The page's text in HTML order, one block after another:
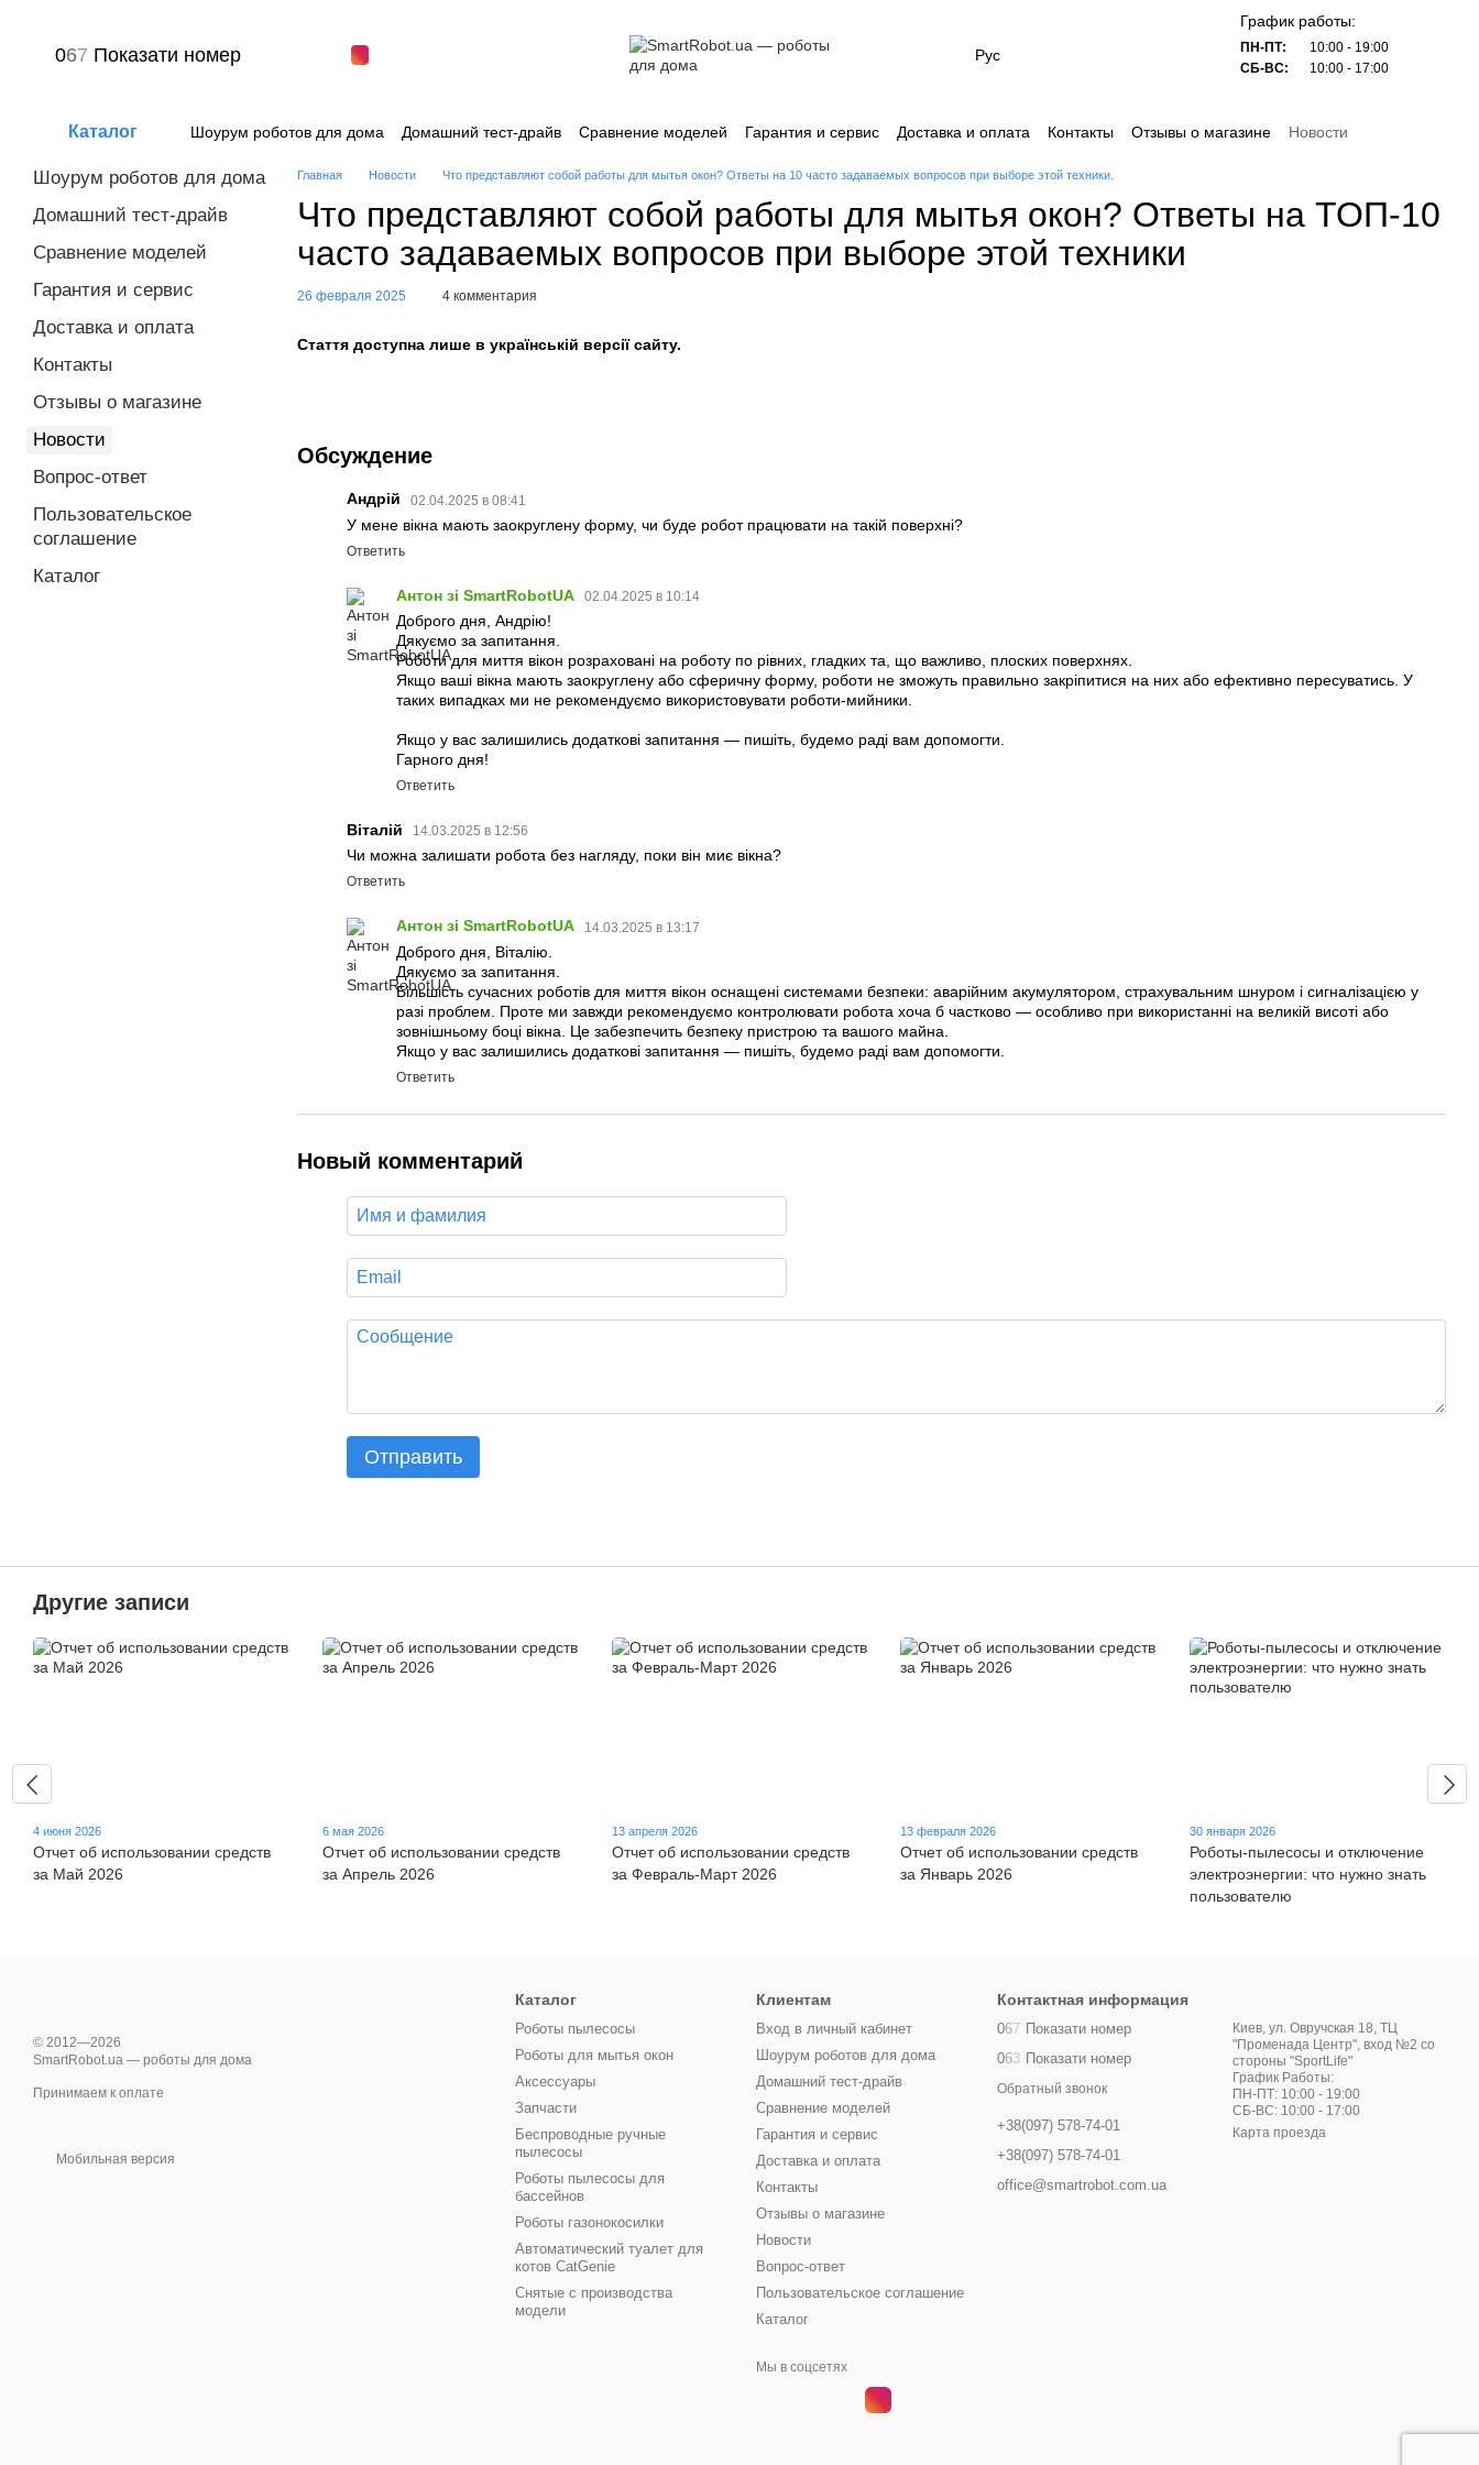
067 Показати номер Рус
График работы:
ПН-ПТ:
10:00 - 19:00
СБ-ВС:
10:00 - 17:00
Каталог Шоурум роботов для дома Домашний тест-драйв Сравнение моделей Гарантия и сервис Доставка и оплата Контакты Отзывы о магазине
Новости
Главная Новости Что представляют собой работы для мытья окон? Ответы на 10 часто задаваемых вопросов при выборе этой техники.
Что представляют собой работы для мытья окон? Ответы на ТОП-10
часто задаваемых вопросов при выборе этой техники
26 февраля 2025 4 комментария
Стаття доступна лише в українській версії сайту.
Обсуждение
Андрій 02.04.2025 в 08:41
У мене вікна мають заокруглену форму, чи буде робот працювати на такій поверхні?
Ответить
Антон зі SmartRobotUA 02.04.2025 в 10:14
Доброго дня, Андрію!
Дякуємо за запитання.
Роботи для миття вікон розраховані на роботу по рівних, гладких та, що важливо, плоских поверхнях.
Якщо ваші вікна мають заокруглену або сферичну форму, роботи не зможуть правильно закріпитися на них або ефективно пересуватись. У
таких випадках ми не рекомендуємо використовувати роботи-мийники.
Якщо у вас залишились додаткові запитання — пишіть, будемо раді вам допомогти.
Гарного дня!
Ответить
Віталій 14.03.2025 в 12:56
Чи можна залишати робота без нагляду, поки він миє вікна?
Ответить
Антон зі SmartRobotUA 14.03.2025 в 13:17
Доброго дня, Віталію.
Дякуємо за запитання.
Більшість сучасних роботів для миття вікон оснащені системами безпеки: аварійним акумулятором, страхувальним шнуром і сигналізацією у
разі проблем. Проте ми завжди рекомендуємо контролювати робота хоча б частково — особливо при використанні на великій висоті або
зовнішньому боці вікна. Це забезпечить безпеку пристрою та вашого майна.
Якщо у вас залишились додаткові запитання — пишіть, будемо раді вам допомогти.
Ответить
Новый комментарий
Отправить
Шоурум роботов для дома
Домашний тест-драйв
Сравнение моделей
Гарантия и сервис
Доставка и оплата
Контакты
Отзывы о магазине
Новости
Вопрос-ответ
Пользовательское
соглашение
Каталог
Другие записи
4 июня 2026
Отчет об использовании средств
за Май 2026
6 мая 2026
Отчет об использовании средств
за Апрель 2026
13 апреля 2026
Отчет об использовании средств
за Февраль-Март 2026
13 февраля 2026
Отчет об использовании средств
за Январь 2026
30 января 2026
Роботы-пылесосы и отключение
электроэнергии: что нужно знать
пользователю
© 2012—2026
SmartRobot.ua — роботы для дома
Принимаем к оплате
Мобильная версия
Каталог
Роботы пылесосы
Роботы для мытья окон
Аксессуары
Запчасти
Беспроводные ручные
пылесосы
Роботы пылесосы для
бассейнов
Роботы газонокосилки
Автоматический туалет для
котов CatGenie
Снятые с производства
модели
Клиентам
Вход в личный кабинет
Шоурум роботов для дома
Домашний тест-драйв
Сравнение моделей
Гарантия и сервис
Доставка и оплата
Контакты
Отзывы о магазине
Новости
Вопрос-ответ
Пользовательское соглашение
Каталог
Мы в соцсетях
Контактная информация
067 Показати номер
063 Показати номер
Обратный звонок
+38(097) 578-74-01
+38(097) 578-74-01
office@smartrobot.com.ua
Киев, ул. Овручская 18, ТЦ
"Променада Центр", вход №2 со
стороны "SportLife"
График Работы:
ПН-ПТ: 10:00 - 19:00
СБ-ВС: 10:00 - 17:00
Карта проезда